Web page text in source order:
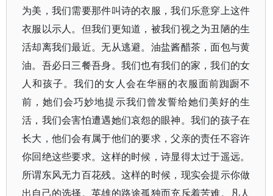
为美，我们需要那件叫诗的衣服，我们乐意穿上这件
衣服以示人。但我们更知道，被我们视之为丑陋的生
活却离我们最近。无从逃避。油盐酱醋茶，面包与黄
油。吾必日三餐吾身。我们也有我们的家，我们的女
人和孩子。我们的女人会在华丽的衣服面前踟蹰不
前，她们会巧妙地提示我们曾发誓给她们美好的生
活，我们会害怕遭遇她们哀怨的眼神。我们的孩子在
长大，他们会有属于他们的要求，父亲的责任不容许
你回绝这些要求。这样的时候，诗显得太过于遥远。
所谓东风无力百花残。这样的时候，现实会提示你做
出自己的选择。英雄的路途孤独而充斥着苦难。凡人